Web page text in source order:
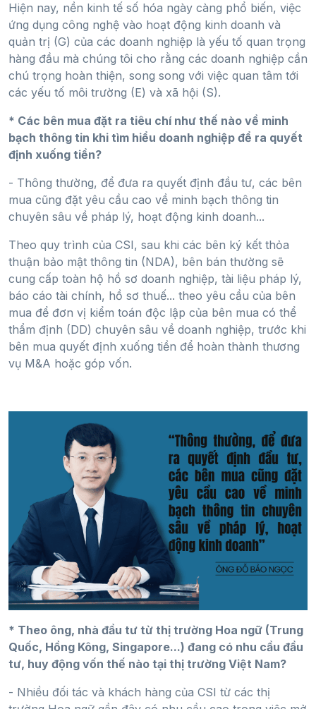
Hiện nay, nền kinh tế số hóa ngày càng phổ biến, việc
ứng dụng công nghệ vào hoạt động kinh doanh và
quản trị (G) của các doanh nghiệp là yếu tố quan trọng
hàng đầu mà chúng tôi cho rằng các doanh nghiệp cần
chú trọng hoàn thiện, song song với việc quan tâm tới
các yếu tố môi trường (E) và xã hội (S).
* Các bên mua đặt ra tiêu chí như thế nào về minh
bạch thông tin khi tìm hiểu doanh nghiệp để ra quyết
định xuống tiền?
- Thông thường, để đưa ra quyết định đầu tư, các bên
mua cũng đặt yêu cầu cao về minh bạch thông tin
chuyên sâu về pháp lý, hoạt động kinh doanh...
Theo quy trình của CSI, sau khi các bên ký kết thỏa
thuận bảo mật thông tin (NDA), bên bán thường sẽ
cung cấp toàn hộ hồ sơ doanh nghiệp, tài liệu pháp lý,
báo cáo tài chính, hồ sơ thuế... theo yêu cầu của bên
mua để đơn vị kiểm toán độc lập của bên mua có thể
thẩm định (DD) chuyên sâu về doanh nghiệp, trước khi
bên mua quyết định xuống tiền để hoàn thành thương
vụ M&A hoặc góp vốn.
* Theo ông, nhà đầu tư từ thị trường Hoa ngữ (Trung
Quốc, Hồng Kông, Singapore...) đang có nhu cầu đầu
tư, huy động vốn thế nào tại thị trường Việt Nam?
- Nhiều đối tác và khách hàng của CSI từ các thị